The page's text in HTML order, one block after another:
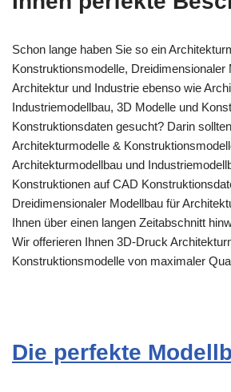
Schon lange haben Sie so ein
Konstruktionsmodelle, Dreidimensionaler
Architektur und Industrie ebenso wie
Industriemodellbau, 3D Modelle und
Konstruktionsdaten gesucht? Darin
Architekturmodelle &
Architekturmodellbau und
Konstruktionen auf CAD
Dreidimensionaler Modellbau für
Ihnen über einen langen Zeitabschnitt
Wir offerieren Ihnen 3D-Druck
Konstruktionsmodelle von maximaler
Die perfekte